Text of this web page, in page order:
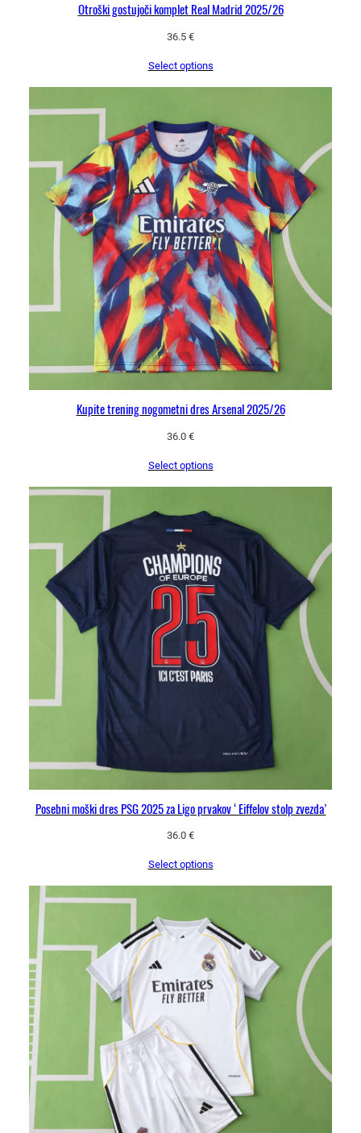
Otroški gostujoči komplet Real Madrid 2025/26
36.5 €
Select options
Kupite trening nogometni dres Arsenal 2025/26
36.0 €
Select options
Posebni moški dres PSG 2025 za Ligo prvakov ‘Eiffelov stolp zvezda’
36.0 €
Select options